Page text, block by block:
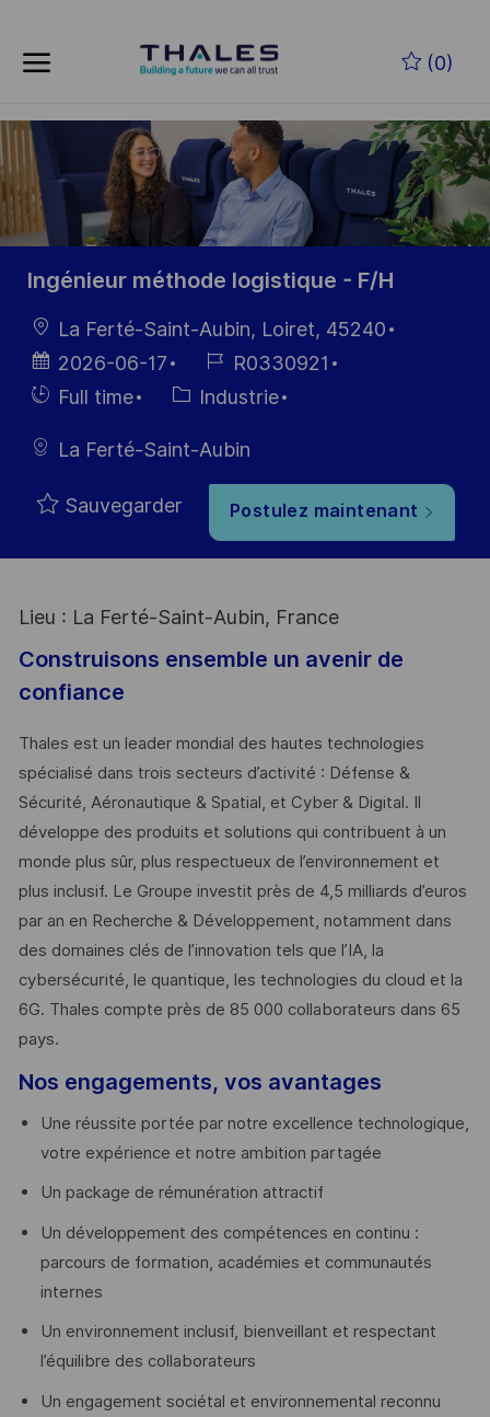
(0)
-
Ingénieur méthode logistique - F/H
localisation
La Ferté-Saint-Aubin, Loiret, 45240
Date
d’affichage
2026-06-17
Référence
du poste
R0330921
HiringFull time Catégorie
Industrie
La Ferté-Saint-Aubin
Sauvegarder Postulez maintenant
Lieu : La Ferté-Saint-Aubin, France
Construisons ensemble un avenir de
confiance
Thales est un leader mondial des hautes technologies
spécialisé dans trois secteurs d’activité : Défense &
Sécurité, Aéronautique & Spatial, et Cyber & Digital. Il
développe des produits et solutions qui contribuent à un
monde plus sûr, plus respectueux de l’environnement et
plus inclusif. Le Groupe investit près de 4,5 milliards d’euros
par an en Recherche & Développement, notamment dans
des domaines clés de l’innovation tels que l’IA, la
cybersécurité, le quantique, les technologies du cloud et la
6G. Thales compte près de 85 000 collaborateurs dans 65
pays. ​
Nos engagements, vos avantages
Une réussite portée par notre excellence technologique,
votre expérience et notre ambition partagée
Un package de rémunération attractif
Un développement des compétences en continu :
parcours de formation, académies et communautés
internes
Un environnement inclusif, bienveillant et respectant
l’équilibre des collaborateurs
Un engagement sociétal et environnemental reconnu